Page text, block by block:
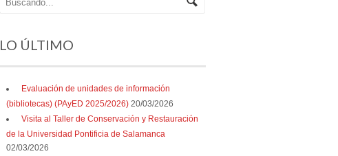
LO ÚLTIMO
Evaluación de unidades de información
(bibliotecas) (PAyED 2025/2026) 20/03/2026
Visita al Taller de Conservación y Restauración
de la Universidad Pontificia de Salamanca
02/03/2026